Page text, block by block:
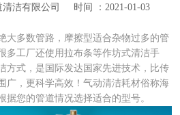
洁有限公司 时间 ：2021-01-03
大多数管路，摩擦型适合杂物过多的管
多工厂还使用拉布条等作坊式清洁手
方式，是国际发达国家先进技术，比传
广，更科学高效！气动清洁耗材俗称海
据您的管道情况选择适合的型号。